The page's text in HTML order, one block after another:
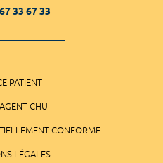
33 67 33
PATIENT
CHU
CONFORME
LÉGALES